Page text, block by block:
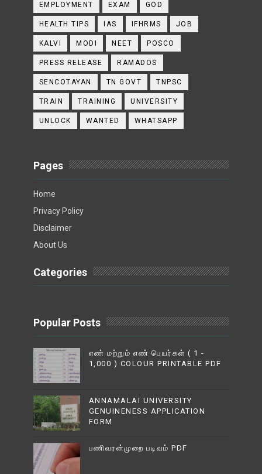
EMPLOYMENT EXAM GOD
HEALTH TIPS IAS IFHRMS JOB
KALVI MODI NEET POSCO
PRESS RELEASE RAMADOS
SENCOTAYAN TN GOVT TNPSC
TRAIN TRAINING UNIVERSITY
UNLOCK WANTED WHATSAPP
Pages
Home
Privacy Policy
Disclaimer
About Us
Categories
Popular Posts
எண் மற்றும் எண் பெயர்கள் ( 1 -
1,000 ) COLOUR PRINTABLE PDF
ANNAMALAI UNIVERSITY
GENUINENESS APPLICATION
FORM
பணிவரன்முறை படிவம் PDF